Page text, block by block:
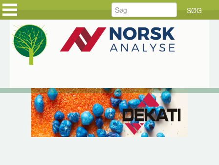
FORSIDE
PRODUKTER
LØSNINGER
FORSIDE
KUNDEHISTORIER
DOWNLOAD
JOB HOS CKE
OM CKE